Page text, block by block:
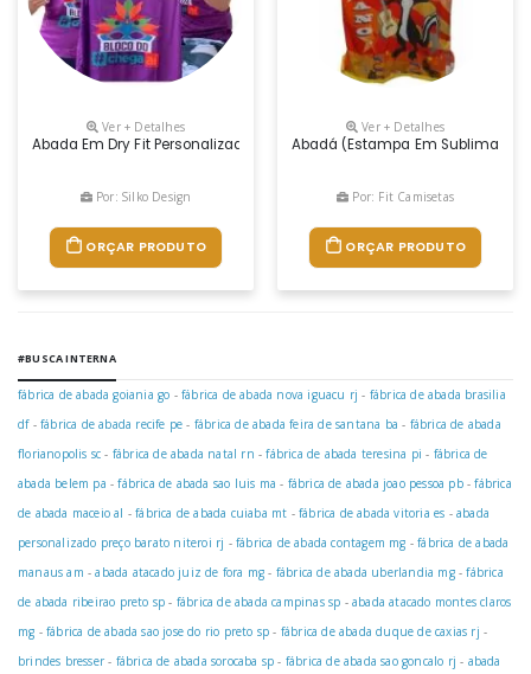
Ver + Detalhes
Abada Em Dry Fit Personalizado.fabricaÇao Propria
Por: Silko Design
ORÇAR PRODUTO
Ver + Detalhes
Abadá (estampa Em
Por: Fit Camisetas
ORÇAR PRODUTO
#BUSCA INTERNA
fábrica de abada goiania go -fábrica de abada nova iguacu rj - fábrica de abada brasilia
df-fábrica de abada recife pe - fábrica de abada feira de santana ba - fábrica de abada
florianopolis sc - fábrica de abada natal rn -fábrica de abada teresina pi - fábrica de
abada belem pa -fábrica de abada sao luis ma - fábrica de abada joao pessoa pb-fábrica
de abada maceio al -fábrica de abada cuiaba mt -fábrica de abada vitoria es -abada
personalizado preço barato niteroi rj -fábrica de abada contagem mg -fábrica de abada
manaus am -abada atacado juiz de fora mg - fábrica de abada uberlandia mg-fábrica
de abada ribeirao preto sp - fábrica de abada campinas sp -abada atacado montes claros
mg -fábrica de abada sao jose do rio preto sp - fábrica de abada duque de caxias rj -
brindes bresser - fábrica de abada sorocaba sp - fábrica de abada sao goncalo rj - abada